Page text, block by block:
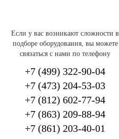
Если у вас возникают сложности в
подборе оборудования, вы можете
связаться с нами по телефону
+7 (499) 322-90-04
+7 (473) 204-53-03
+7 (812) 602-77-94
+7 (863) 209-88-94
+7 (861) 203-40-01